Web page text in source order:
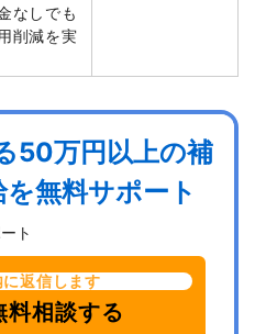
なしでも
削減を実
50万円以上の補
無料サポート
返信します
料相談する